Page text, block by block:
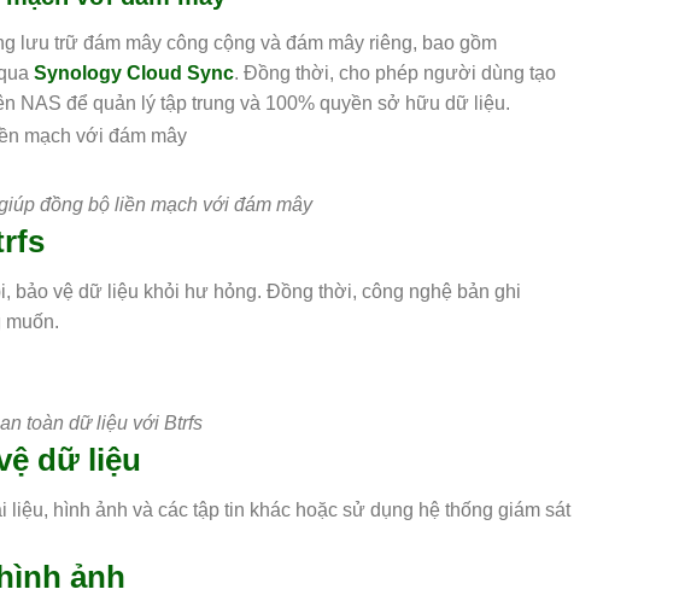
lưu trữ đám mây công cộng và đám mây riêng, bao gồm
Synology Cloud Sync. Đồng thời, cho phép người dùng tạo
NAS để quản lý tập trung và 100% quyền sở hữu dữ liệu.
đồng bộ liền mạch với đám mây
bảo vệ dữ liệu khỏi hư hỏng. Đồng thời, công nghệ bản ghi
muốn.
toàn dữ liệu với Btrfs
dữ liệu
hình ảnh và các tập tin khác hoặc sử dụng hệ thống giám sát
ảnh